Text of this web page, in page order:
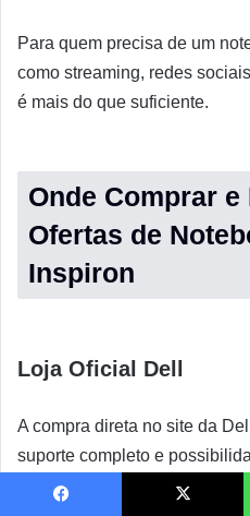
Para quem precisa de um
como streaming, redes
é mais do que suficiente.
Onde Comprar e
Ofertas de
Inspiron
Loja Oficial Dell
A compra direta no site da
suporte completo e
Frequentemente oferece